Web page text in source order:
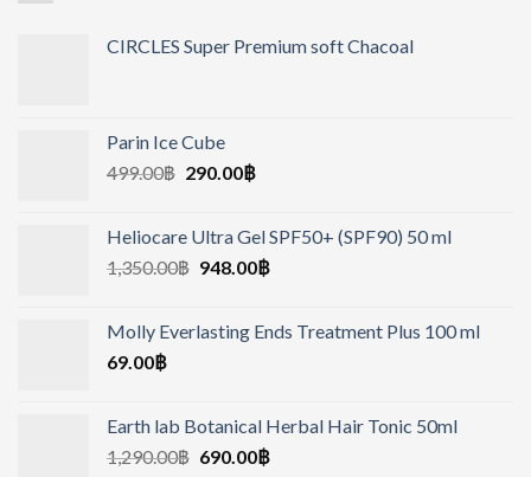
CIRCLES Super Premium soft Chacoal
Parin Ice Cube
499.00฿ 290.00฿
Heliocare Ultra Gel SPF50+ (SPF90) 50 ml
1,350.00฿ 948.00฿
Molly Everlasting Ends Treatment Plus 100 ml
69.00฿
Earth lab Botanical Herbal Hair Tonic 50ml
1,290.00฿ 690.00฿